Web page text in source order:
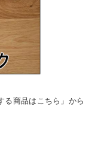
る商品はこちら」から